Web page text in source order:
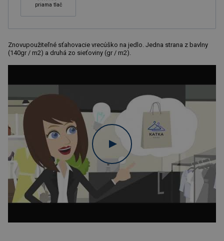
priama tlač
Znovupoužiteľné sťahovacie vrecúško na jedlo. Jedna strana z bavlny
(140gr / m2) a druhá zo sieťoviny (gr / m2).